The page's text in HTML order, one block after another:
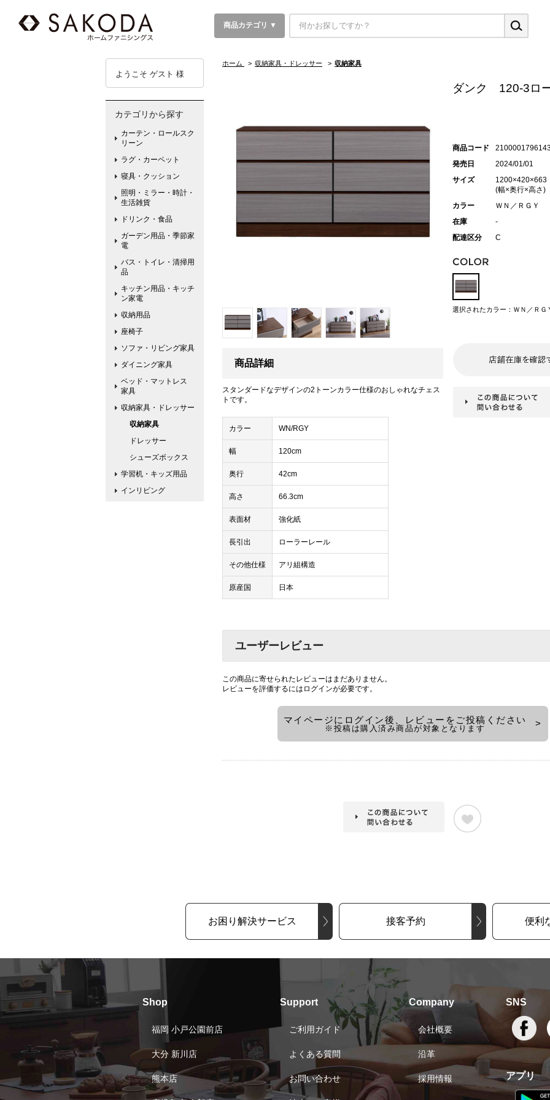
商品カテゴリ ▼
ホーム > 収納家具・ドレッサー > 収納家具
商品詳細
スタンダードなデザインの2トーンカラー仕様のおしゃれなチェス
トです。
カラー WN/RGY
幅 120cm
奥行 42cm
高さ 66.3cm
表面材 強化紙
長引出 ローラーレール
その他仕様 アリ組構造
原産国 日本
ダンク 120-3ロ
商品コード
発売日
2024/01/01
サイズ
1200×420×663
(幅×奥行×高さ)
カラー
ＷＮ／ＲＧＹ
在庫
-
配達区分
C
選択されたカラー：ＷＮ／ＲＧ
ユーザーレビュー
この商品に寄せられたレビューはまだありません。
レビューを評価するには ログインが必要です。
マイページにログイン後、レビューをご投稿ください
※投稿は購入済み商品が対象となります
ようこそ ゲスト 様
カテゴリから探す
カーテン・ロールスク
リーン
ラグ・カーペット
寝具・クッション
照明・ミラー・時計・
生活雑貨
ドリンク・食品
ガーデン用品・季節家
電
バス・トイレ・清掃用
品
キッチン用品・キッチ
ン家電
収納用品
座椅子
ソファ・リビング家具
ダイニング家具
ベッド・マットレス
家具
収納家具・ドレッサー
収納家具
ドレッサー
シューズボックス
学習机・キッズ用品
インリビング
お困り解決サービス 接客予約 便利
Shop
福岡 小戸公園前店
大分 新川店
熊本店
Support
ご利用ガイド
よくある質問
お問い合わせ
Company
会社概要
沿革
採用情報
SNS
アプリ